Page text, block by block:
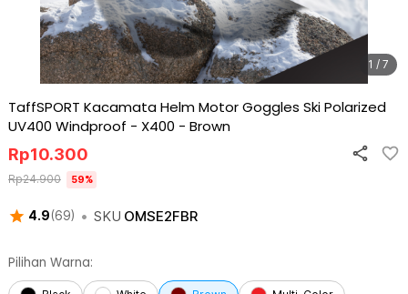
1 / 7
TaffSPORT Kacamata Helm Motor Goggles Ski Polarized
UV400 Windproof - X400 - Brown
4.9(69) • SKU OMSE2FBR
Rp10.300
Rp24.900 59%
Pilihan Warna: